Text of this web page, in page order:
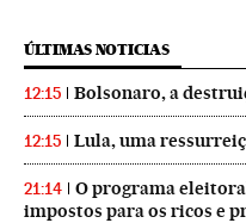
ÚLTIMAS NOTICIAS
12:15 Bolsonaro, a
12:15 Lula, uma
21:14
O programa
impostos para os ricos e